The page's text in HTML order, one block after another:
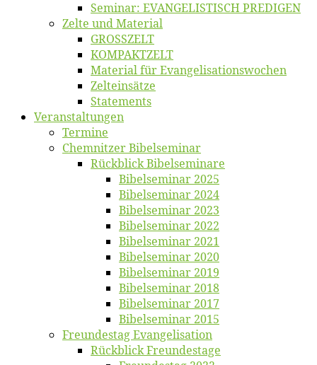
Se­mi­nar: EVANGELISTISCH PREDIGEN
Zel­te und Material
GROSSZELT
KOMPAKTZELT
Ma­te­ri­al für Evangelisationswochen
Zelt­ein­sät­ze
State­ments
Ver­an­stal­tun­gen
Ter­mi­ne
Chemnit­zer Bibelseminar
Rück­blick Bibelseminare
Bi­bel­se­mi­nar 2025
Bi­bel­se­mi­nar 2024
Bi­bel­se­mi­nar 2023
Bi­bel­se­mi­nar 2022
Bi­bel­se­mi­nar 2021
Bi­bel­se­mi­nar 2020
Bi­bel­se­mi­nar 2019
Bi­bel­se­mi­nar 2018
Bibelsemi­nar 2017
Bibelsemi­nar 2015
Freun­des­tag Evangelisation
Rück­blick Freundestage